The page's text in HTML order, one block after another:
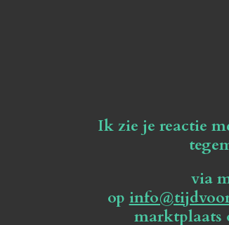
Ik zie je reactie
via
op
marktplaats